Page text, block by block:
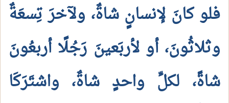
فلو كانَ لإنسانٍ شاةٌ، ولآخرَ تِسعَةٌ
وثلاثُونَ، أو لأربَعينَ رَجُلًا أربعُونَ
شاةً، لكلِّ واحدٍ شاةٌ، واشتَرَكَا